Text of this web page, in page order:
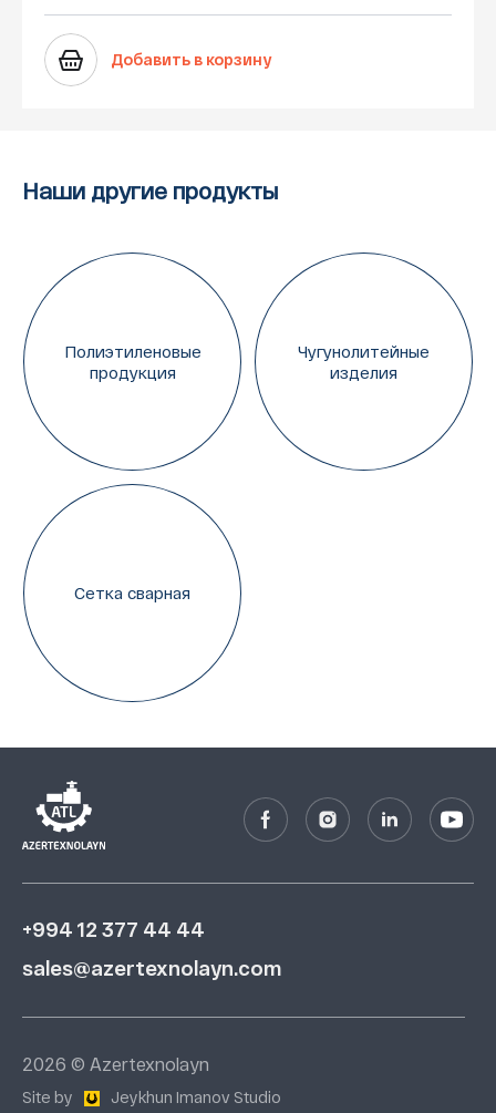
Добавить в корзину
Наши другие продукты
Полиэтиленовые
продукция
Чугунолитейные
изделия
Сетка сварная
+994 12 377 44 44
sales@azertexnolayn.com
2026 © Azertexnolayn
Site by Jeykhun Imanov Studio